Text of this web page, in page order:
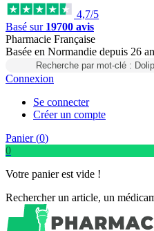
4,7/5
Basé sur 19700 avis
Pharmacie Française
Basée en Normandie depuis 26
Recherche par mot-clé :
Connexion
Se connecter
Créer un compte
Panier (0)
0
Votre panier est vide !
Rechercher un article, un